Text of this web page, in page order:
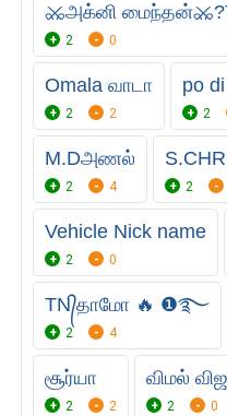
⚔அக்னி
2 0
Omala வாடா
2 2
po
2
M.Dஅணல்
2 4 2
Vehicle Nick name
2 0
TN᭄தாமோ 🔥 ❶࿐
2 4
சூர்யா
2 2
விமல்
2 0